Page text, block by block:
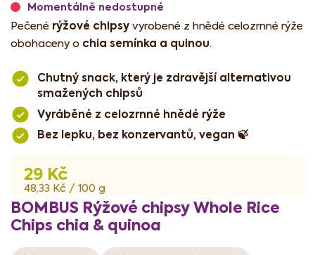
29 Kč
Měrná
cena:
48,33 Kč / 100 g
Momentálně nedostupné
Pečené rýžové chipsy vyrobené z hnědé celozrnné rýže
obohaceny o chia semínka a quinou.
Chutný snack, který je zdravější alternativou
smažených chipsů
Vyráběné z celozrnné hnědé rýže
Bez lepku, bez konzervantů, vegan 🍃
BOMBUS Rýžové chipsy Whole Rice
Chips chia & quinoa